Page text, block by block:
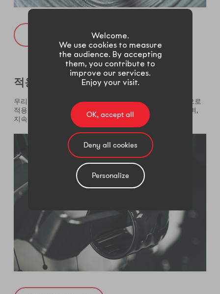
적용
우리 코팅 시스템은 곳곳의 코팅업체들을 통하여 전세계적으로
적용되고 있습니다. 우리는 라인의 설계부터 고객과 함께하며,
지속적인 기술 서비스를 제공하고 있습니다.
Welcome.
We use cookies to measure
the audience. By accepting
them, you contribute to
improve our services.
Enjoy your visit.
OK, accept all
Deny all cookies
Personalize